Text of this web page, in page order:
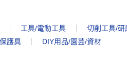
工具/電動工具 切削工具/研
護具 DIY用品/園芸/資材